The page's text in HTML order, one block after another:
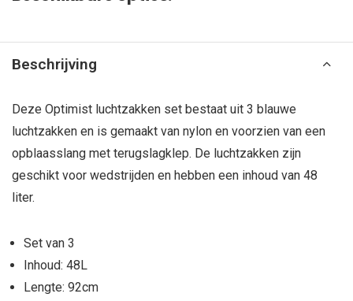
Beschrijving
Deze Optimist luchtzakken set bestaat uit 3 blauwe
luchtzakken en is gemaakt van nylon en voorzien van een
opblaasslang met terugslagklep. De luchtzakken zijn
geschikt voor wedstrijden en hebben een inhoud van 48
liter.
Set van 3
Inhoud: 48L
Lengte: 92cm